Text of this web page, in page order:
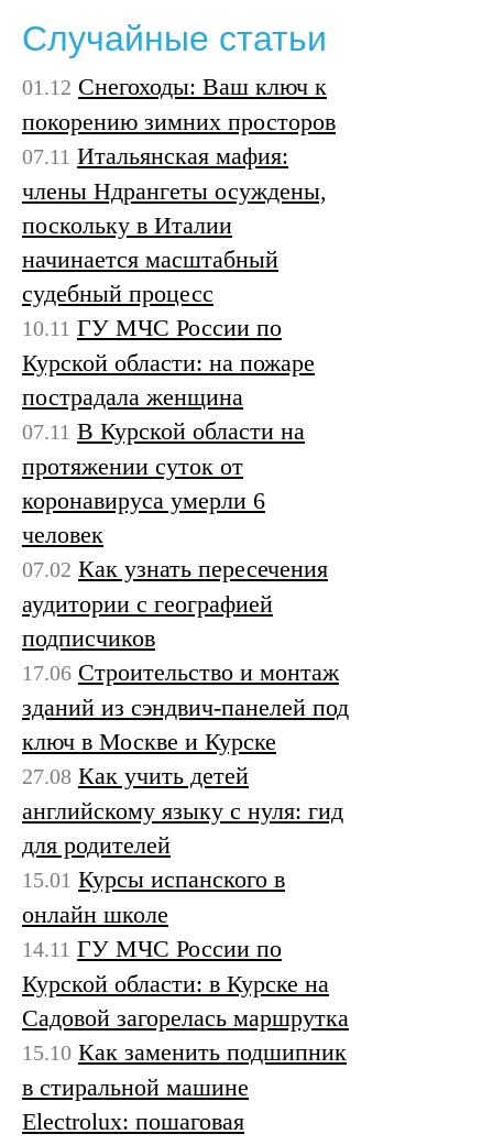
Случайные статьи
01.12 Снегоходы: Ваш ключ к
покорению зимних просторов
07.11 Итальянская мафия:
члены Ндрангеты осуждены,
поскольку в Италии
начинается масштабный
судебный процесс
10.11 ГУ МЧС России по
Курской области: на пожаре
пострадала женщина
07.11 В Курской области на
протяжении суток от
коронавируса умерли 6
человек
07.02 Как узнать пересечения
аудитории с географией
подписчиков
17.06 Строительство и монтаж
зданий из сэндвич-панелей под
ключ в Москве и Курске
27.08 Как учить детей
английскому языку с нуля: гид
для родителей
15.01 Курсы испанского в
онлайн школе
14.11 ГУ МЧС России по
Курской области: в Курске на
Садовой загорелась маршрутка
15.10 Как заменить подшипник
в стиральной машине
Electrolux: пошаговая